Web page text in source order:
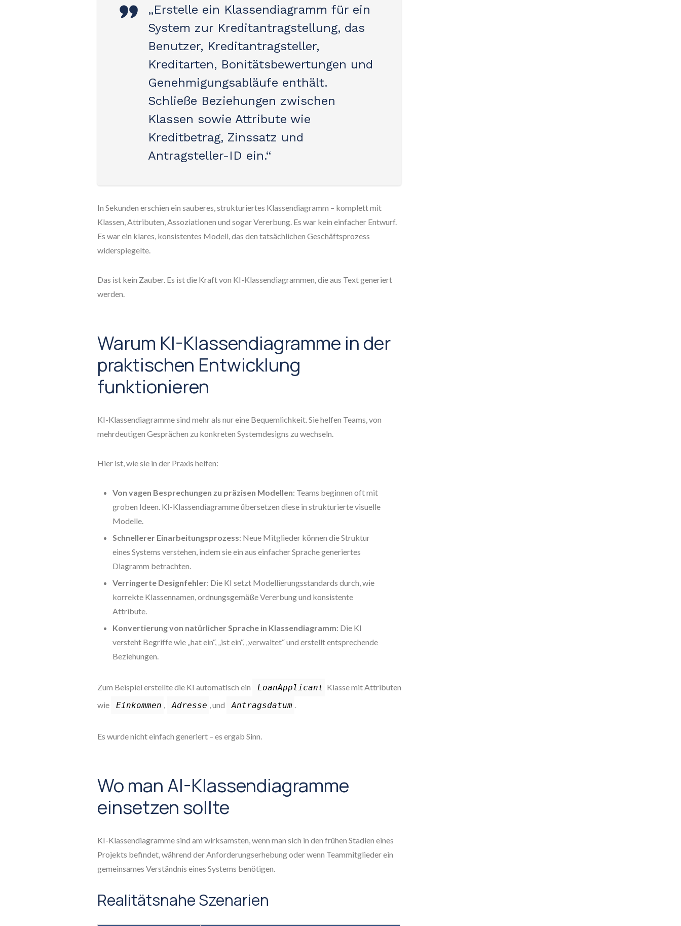
„Erstelle ein Klassendiagramm für ein
System zur Kreditantragstellung, das
Benutzer, Kreditantragsteller,
Kreditarten, Bonitätsbewertungen und
Genehmigungsabläufe enthält.
Schließe Beziehungen zwischen
Klassen sowie Attribute wie
Kreditbetrag, Zinssatz und
Antragsteller-ID ein.“
In Sekunden erschien ein sauberes, strukturiertes Klassendiagramm – komplett mit
Klassen, Attributen, Assoziationen und sogar Vererbung. Es war kein einfacher Entwurf.
Es war ein klares, konsistentes Modell, das den tatsächlichen Geschäftsprozess
widerspiegelte.
Das ist kein Zauber. Es ist die Kraft von KI-Klassendiagrammen, die aus Text generiert
werden.
Warum KI-Klassendiagramme in der
praktischen Entwicklung
funktionieren
KI-Klassendiagramme sind mehr als nur eine Bequemlichkeit. Sie helfen Teams, von
mehrdeutigen Gesprächen zu konkreten Systemdesigns zu wechseln.
Hier ist, wie sie in der Praxis helfen:
Von vagen Besprechungen zu präzisen Modellen: Teams beginnen oft mit
groben Ideen. KI-Klassendiagramme übersetzen diese in strukturierte visuelle
Modelle.
Schnellerer Einarbeitungsprozess: Neue Mitglieder können die Struktur
eines Systems verstehen, indem sie ein aus einfacher Sprache generiertes
Diagramm betrachten.
Verringerte Designfehler: Die KI setzt Modellierungsstandards durch, wie
korrekte Klassennamen, ordnungsgemäße Vererbung und konsistente
Attribute.
Konvertierung von natürlicher Sprache in Klassendiagramm: Die KI
versteht Begriffe wie „hat ein“, „ist ein“, „verwaltet“ und erstellt entsprechende
Beziehungen.
Zum Beispiel erstellte die KI automatisch ein LoanApplicant Klasse mit Attributen
wie
Einkommen , Adresse , und Antragsdatum .
Es wurde nicht einfach generiert – es ergab Sinn.
Wo man AI-Klassendiagramme
einsetzen sollte
KI-Klassendiagramme sind am wirksamsten, wenn man sich in den frühen Stadien eines
Projekts befindet, während der Anforderungserhebung oder wenn Teammitglieder ein
gemeinsames Verständnis eines Systems benötigen.
Realitätsnahe Szenarien